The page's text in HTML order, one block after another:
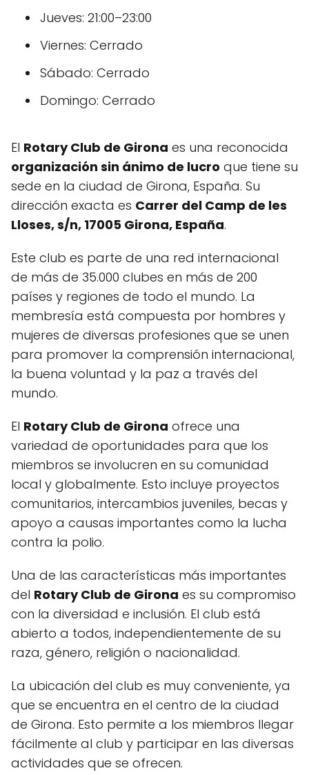
Jueves: 21:00–23:00
Viernes: Cerrado
Sábado: Cerrado
Domingo: Cerrado
El Rotary Club de Girona es una reconocida
organización sin ánimo de lucro que tiene su
sede en la ciudad de Girona, España. Su
dirección exacta es Carrer del Camp de les
Lloses, s/n, 17005 Girona, España.
Este club es parte de una red internacional
de más de 35.000 clubes en más de 200
países y regiones de todo el mundo. La
membresía está compuesta por hombres y
mujeres de diversas profesiones que se unen
para promover la comprensión internacional,
la buena voluntad y la paz a través del
mundo.
El Rotary Club de Girona ofrece una
variedad de oportunidades para que los
miembros se involucren en su comunidad
local y globalmente. Esto incluye proyectos
comunitarios, intercambios juveniles, becas y
apoyo a causas importantes como la lucha
contra la polio.
Una de las características más importantes
del Rotary Club de Girona es su compromiso
con la diversidad e inclusión. El club está
abierto a todos, independientemente de su
raza, género, religión o nacionalidad.
La ubicación del club es muy conveniente, ya
que se encuentra en el centro de la ciudad
de Girona. Esto permite a los miembros llegar
fácilmente al club y participar en las diversas
actividades que se ofrecen.